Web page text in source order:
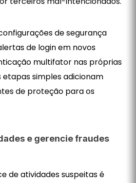
de segurança
de login em novos
multifator nas próprias
etapas simples adicionam
de proteção para os
e gerencie fraudes
de atividades suspeitas é